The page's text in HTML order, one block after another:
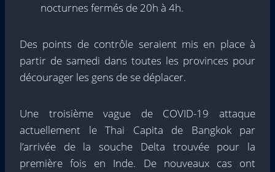
nocturnes fermés de 20h à 4h.
Des points de contrôle seraient mis en place à
partir de samedi dans toutes les provinces pour
décourager les gens de se déplacer.
Une troisième vague de COVID-19 attaque
actuellement le Thai Capita de Bangkok par
l’arrivée de la souche Delta trouvée pour la
première fois en Inde. De nouveaux cas ont